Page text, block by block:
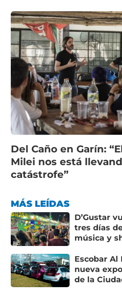
Del Caño en Garín:
Milei nos está
catástrofe”
MÁS LEÍDAS
D’Gustar
tres días
música y
Escobar Al
nueva
de la